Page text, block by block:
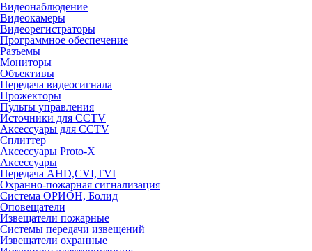
Видеонаблюдение
Видеокамеры
Видеорегистраторы
Программное обеспечение
Разъемы
Мониторы
Объективы
Передача видеосигнала
Прожекторы
Пульты управления
Источники для CCTV
Аксессуары для CCTV
Сплиттер
Аксессуары Proto-X
Аксессуары
Передача AHD,CVI,TVI
Охранно-пожарная сигнализация
Система ОРИОН, Болид
Оповещатели
Извещатели пожарные
Системы передачи извещений
Извещатели охранные